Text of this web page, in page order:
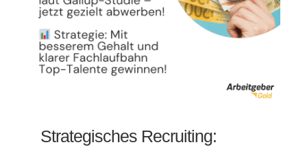
Strategisches Recruiting: